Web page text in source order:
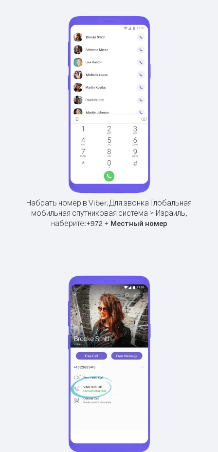
Набрать номер в Viber.Для звонка Глобальная
мобильная спутниковая система > Израиль,
наберите:+972+ Местный номер